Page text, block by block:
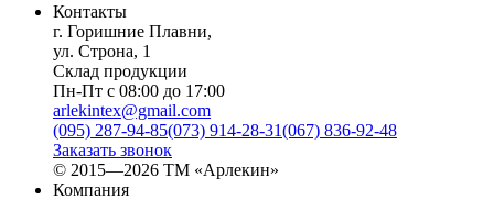
Контакты
г. Горишние Плавни,
ул. Строна, 1
Склад продукции
Пн-Пт с 08:00 до 17:00
arlekintex@gmail.com
(095) 287-94-85(073) 914-28-31(067) 836-92-48
Заказать звонок
© 2015—2026 ТМ «Арлекин»
Компания